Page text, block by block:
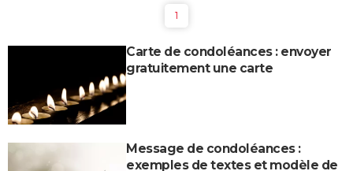
1
Carte de condoléances : envoyer
gratuitement une carte
Message de condoléances :
exemples de textes et modèle de